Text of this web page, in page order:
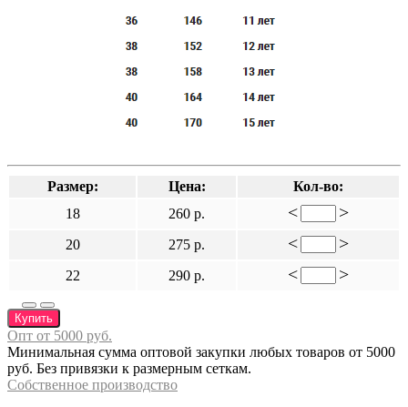
Размер: Цена:
Кол-во:
18
260 р. < >
20 275 р. < >
22 290 р. < >
Купить
Опт от 5000 руб.
Минимальная сумма оптовой закупки любых товаров от 5000
руб. Без привязки к размерным сеткам.
Собственное производство